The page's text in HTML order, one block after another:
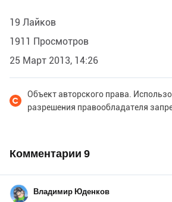
19 Лайков
1911 Просмотров
25 Март 2013, 14:26
Объект авторского права.
разрешения правообладателя
Комментарии 9
Владимир Юденков